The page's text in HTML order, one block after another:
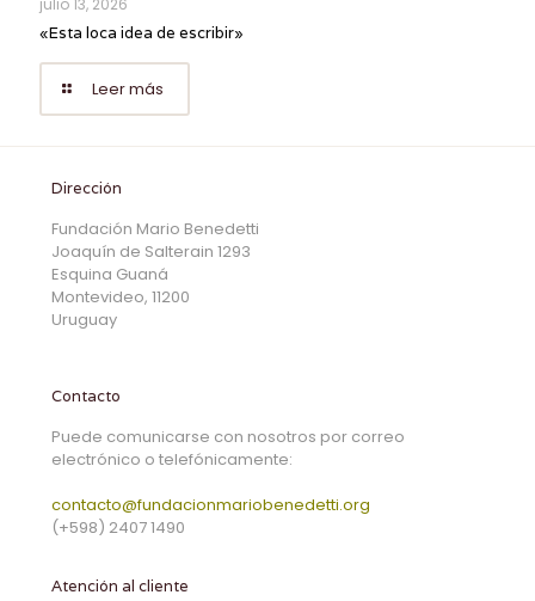
julio 13, 2026
«Esta loca idea de escribir»
Leer más
Dirección
Fundación Mario Benedetti
Joaquín de Salterain 1293
Esquina Guaná
Montevideo, 11200
Uruguay
Contacto
Puede comunicarse con nosotros por correo
electrónico o telefónicamente:
contacto@fundacionmariobenedetti.org
(+598) 2407 1490
Atención al cliente